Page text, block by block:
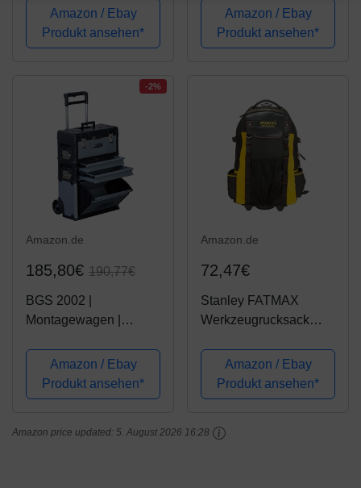
ern (Koffer aus ABS,
Volumen 36l, 48 x 37,5
x 20 cm innen)
Amazon / Ebay
Produkt ansehen*
Mit Rollen -
Teleskophandgriff /
Profi Werkzeugkoffer
Amazon / Ebay
Produkt ansehen*
-2%
Amazon.de
185,80€ 190,77€
BGS 2002 |
Montagewagen |
Koffer leer / rollende
Werkstatt |
abschließbar
Amazon / Ebay
Produkt ansehen*
Amazon.de
72,47€
Stanley FATMAX
Werkzeugrucksack
Werkzeugkoffer/Werkz
eugtasche
Amazon / Ebay
Produkt ansehen*
Amazon price updated: 5. August 2026 16:28